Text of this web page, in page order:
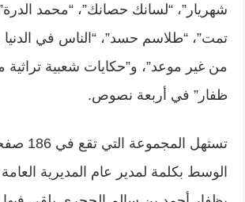
شهريار”، “لسانك حصانك”، “محمد
تمت”، “طلاسم حسد”، “الناس في
من غير موعد”، و”حكايات شعبية
ظفار” في أربعة نصوص.
تستهل
الوسط بكلمة لمدير عام المديرية العامة